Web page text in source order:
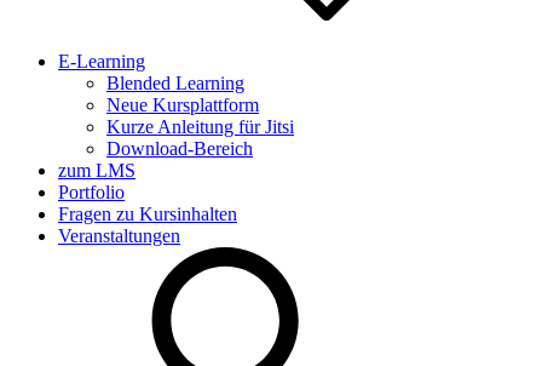
E-Learning
Blended Learning
Neue Kursplattform
Kurze Anleitung für Jitsi
Download-Bereich
zum LMS
Portfolio
Fragen zu Kursinhalten
Veranstaltungen